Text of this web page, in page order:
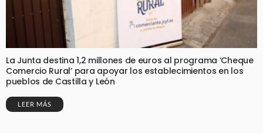
La Junta destina 1,2 millones de euros al programa ‘Cheque
Comercio Rural’ para apoyar los establecimientos en los
pueblos de Castilla y León
LEER MÁS